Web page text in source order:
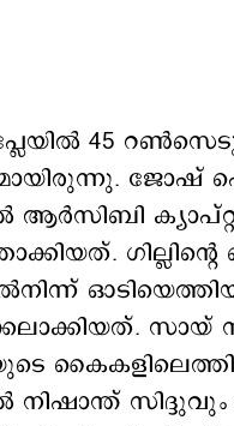
45
ജോഷ്
ആർസിബി
സായ്
നിഷാന്ത്